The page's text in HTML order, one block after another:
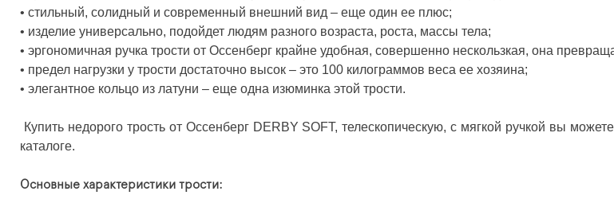
• стильный, солидный и современный внешний вид – еще один ее плюс;
• изделие универсально, подойдет людям разного возраста, роста, массы тела;
• эргономичная ручка трости от Оссенберг крайне удобная, совершенно нескользкая, она
• предел нагрузки у трости достаточно высок – это 100 килограммов веса ее хозяина;
• элегантное кольцо из латуни – еще одна изюминка этой трости.
Купить недорого трость от Оссенберг DERBY SOFT, телескопическую, с мягкой ручкой вы
каталоге.
Основные характеристики трости: